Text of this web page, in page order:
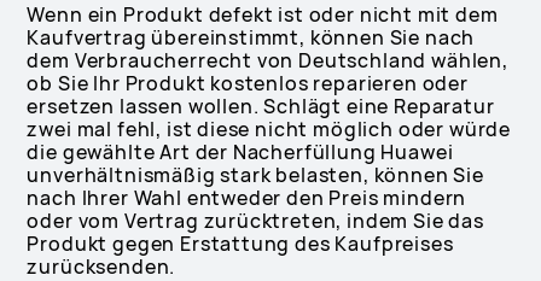
Wenn ein Produkt defekt ist oder nicht mit dem
Kaufvertrag übereinstimmt, können Sie nach
dem Verbraucherrecht von Deutschland wählen,
ob Sie Ihr Produkt kostenlos reparieren oder
ersetzen lassen wollen. Schlägt eine Reparatur
zwei mal fehl, ist diese nicht möglich oder würde
die gewählte Art der Nacherfüllung Huawei
unverhältnismäßig stark belasten, können Sie
nach Ihrer Wahl entweder den Preis mindern
oder vom Vertrag zurücktreten, indem Sie das
Produkt gegen Erstattung des Kaufpreises
zurücksenden.